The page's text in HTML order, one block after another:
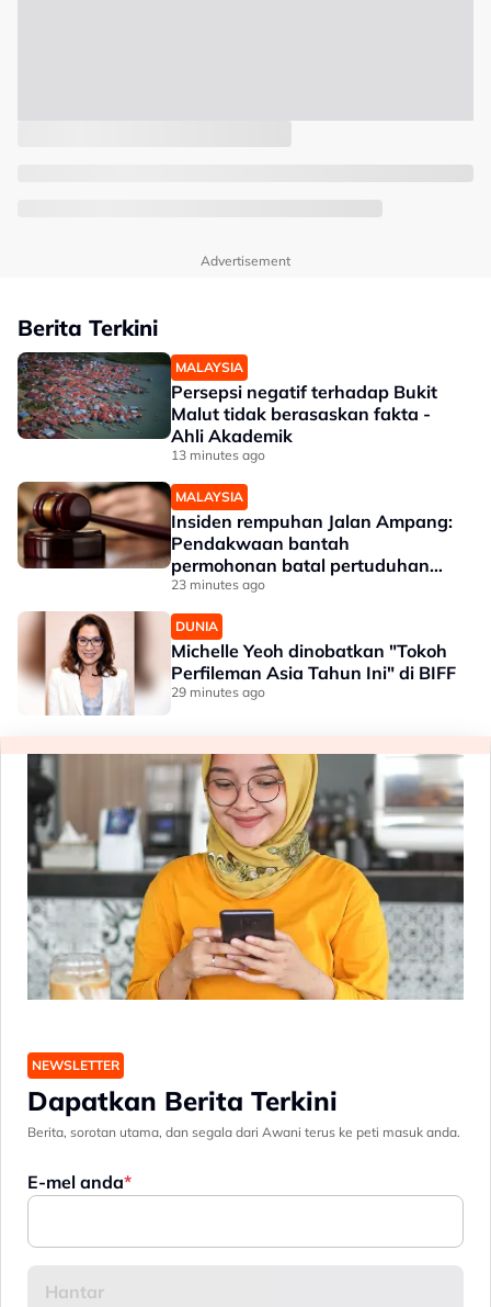
Advertisement
Berita Terkini
MALAYSIA
Persepsi negatif terhadap Bukit
Malut tidak berasaskan fakta -
Ahli Akademik
13 minutes ago
MALAYSIA
Insiden rempuhan Jalan Ampang:
Pendakwaan bantah
permohonan batal pertuduhan
bunuh
23 minutes ago
DUNIA
Michelle Yeoh dinobatkan "Tokoh
Perfileman Asia Tahun Ini" di BIFF
29 minutes ago
NEWSLETTER
Dapatkan Berita Terkini
Berita, sorotan utama, dan segala dari Awani terus ke peti masuk anda.
E-mel anda